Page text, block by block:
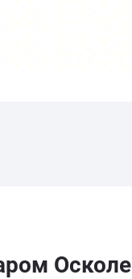
Осколе